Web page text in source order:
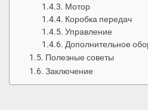
Мотор
Коробка передач
Управление
Дополнительное
Полезные советы
Заключение